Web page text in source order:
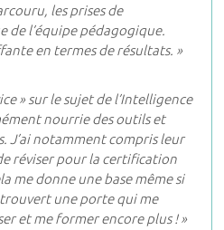
les prises de
de l’équipe pédagogique.
en termes de résultats. »
» sur le sujet de l’Intelligence
nourrie des outils et
J’ai notamment compris leur
réviser pour la certification
me donne une base même si
une porte qui me
et me former encore plus ! »